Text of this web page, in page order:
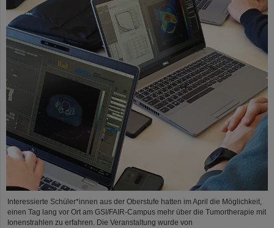
Interessierte Schüler*innen aus der Oberstufe hatten im April die Möglichkeit,
einen Tag lang vor Ort am GSI/FAIR-Campus mehr über die Tumortherapie mit
Ionenstrahlen zu erfahren. Die Veranstaltung wurde von